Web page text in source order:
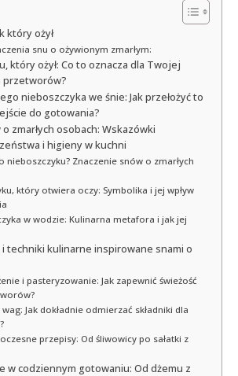
który ożył
snu o ożywionym zmarłym:
który ożył: Co to oznacza dla Twojej
przetworów?
nieboszczyka we śnie: Jak przełożyć to
do gotowania?
zmarłych osobach: Wskazówki
i higieny w kuchni
nieboszczyku? Znaczenie snów o zmarłych
który otwiera oczy: Symbolika i jej wpływ
w wodzie: Kulinarna metafora i jak jej
techniki kulinarne inspirowane snami o
i pasteryzowanie: Jak zapewnić świeżość
Jak dokładnie odmierzać składniki dla
przepisy: Od śliwowicy po sałatki z
w codziennym gotowaniu: Od dżemu z